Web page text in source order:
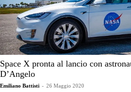
Space X pronta al lancio con
D’Angelo
Emiliano Battisti - 26 Maggio 2020